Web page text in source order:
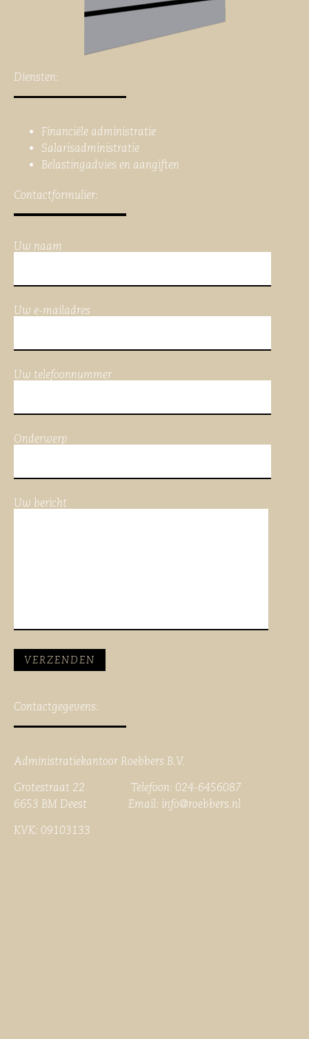
Diensten:
Financiële administratie
Salarisadministratie
Belastingadvies en aangiften
Contactformulier:
Uw naam
Uw e-mailadres
Uw telefoonnummer
Onderwerp
Uw bericht
Contactgegevens:
Administratiekantoor Roebbers B.V.
Grotestraat 22 Telefoon: 024-6456087
6653 BM Deest Email: info@roebbers.nl
KVK: 09103133